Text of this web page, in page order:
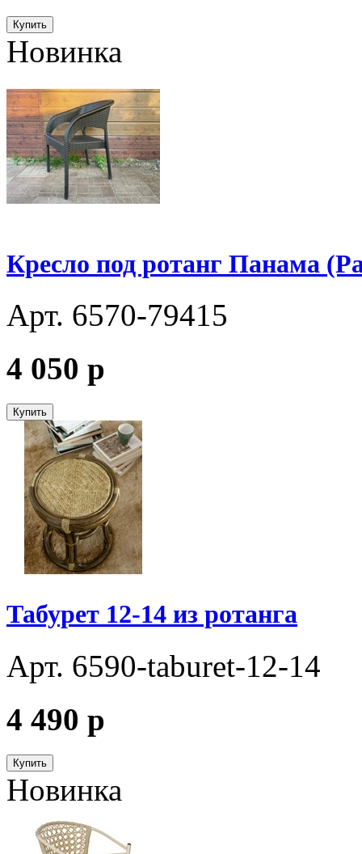
Купить
Новинка
Кресло под ротанг Панама
Арт. 6570-79415
4 050 p
Купить
Табурет 12-14 из ротанга
Арт. 6590-taburet-12-14
4 490 p
Купить
Новинка